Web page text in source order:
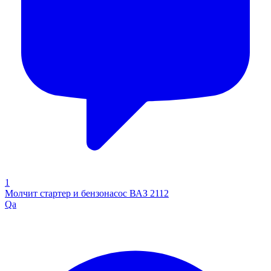
1
Молчит стартер и бензонасос ВАЗ 2112
Qa